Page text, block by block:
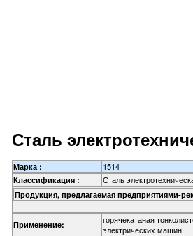
Сталь
Марка : 1514
Классификация : Сталь
Продукция, предлагаемая предприятиями-
Применение:
горячекатаная
электрических машин